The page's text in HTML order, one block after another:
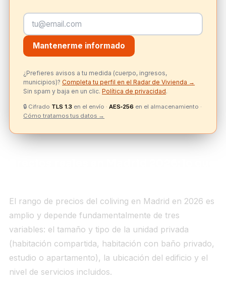
Mantenerme informado
¿Prefieres avisos a tu medida (cuerpo, ingresos,
municipios)? Completa tu perfil en el Radar de Vivienda →
Sin spam y baja en un clic.Política de privacidad.
🔒 Cifrado TLS 1.3 en el envío ·AES‑256 en el almacenamiento ·
Cómo tratamos tus datos →
El rango de precios del coliving en Madrid en 2026 es
amplio y depende fundamentalmente de tres
variables: el tamaño y tipo de la unidad privada
(habitación compartida, habitación con baño privado,
estudio o apartamento), la ubicación del edificio y el
nivel de servicios incluidos.